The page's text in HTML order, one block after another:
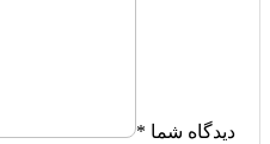
دیدگاه شما *